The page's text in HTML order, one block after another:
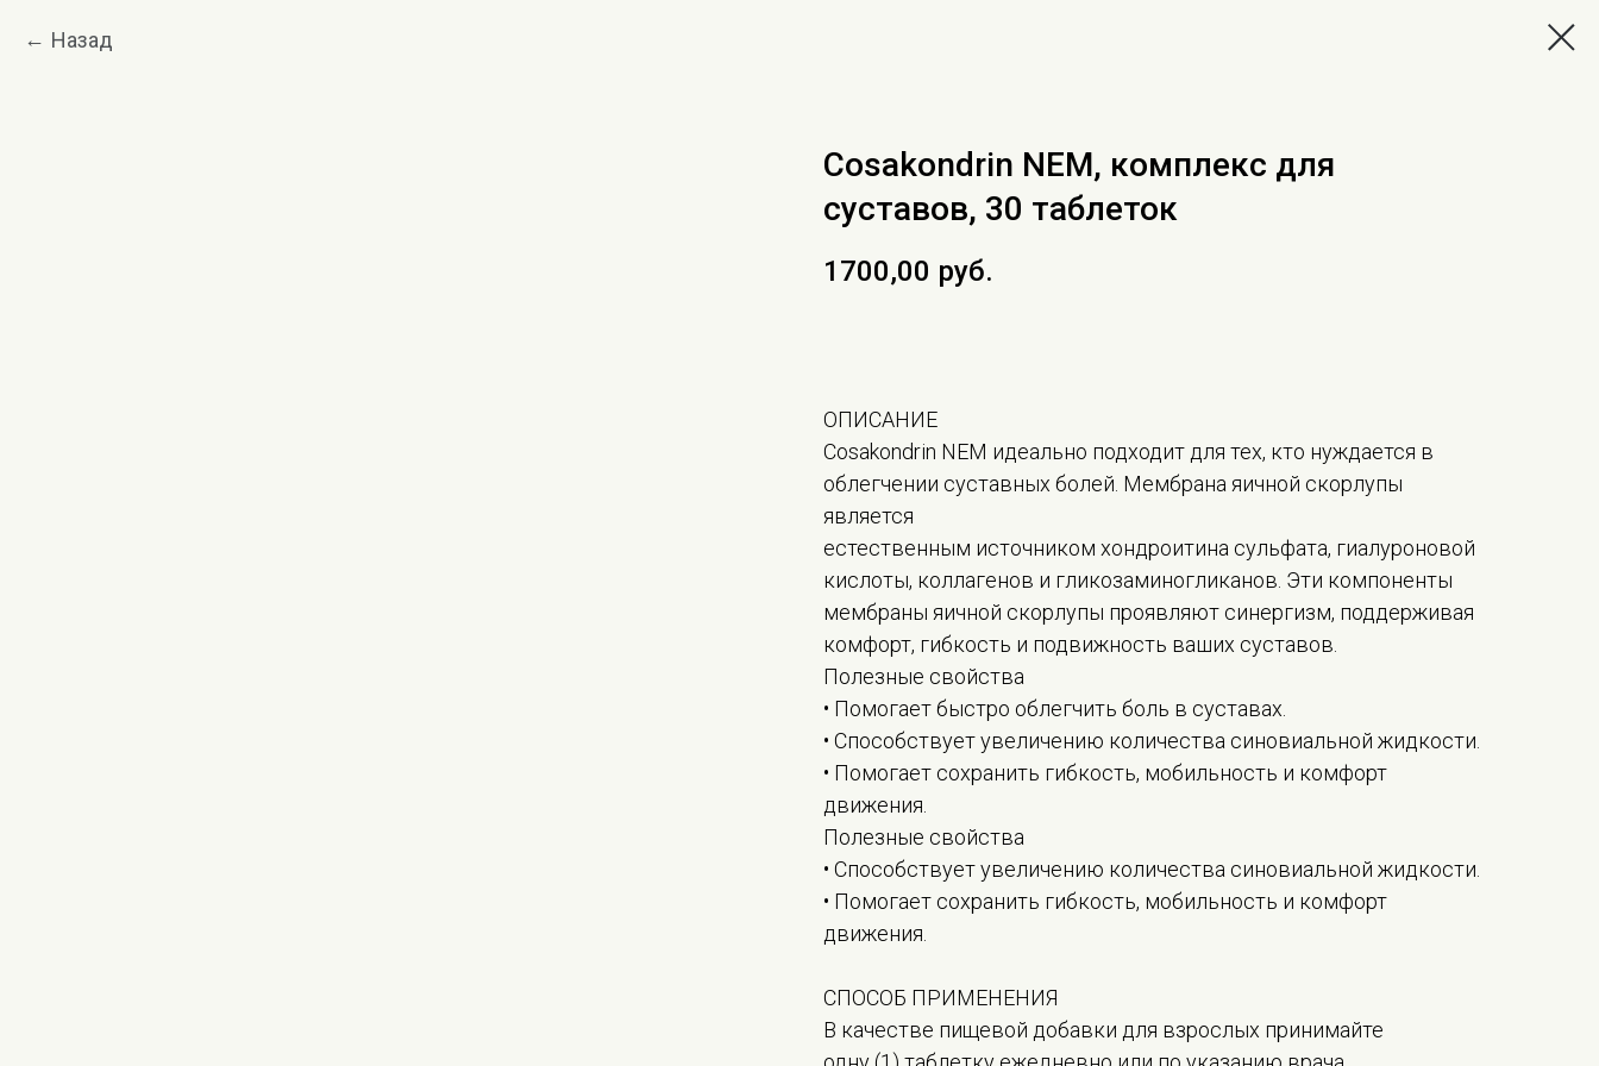
Назад
Cosakondrin NEM, комплекс для
суставов, 30 таблеток
1700,00 руб.
ОПИСАНИЕ
Cosakondrin NEM идеально подходит для тех, кто нуждается в
облегчении суставных болей. Мембрана яичной скорлупы
является
естественным источником хондроитина сульфата, гиалуроновой
кислоты, коллагенов и гликозаминогликанов. Эти компоненты
мембраны яичной скорлупы проявляют синергизм, поддерживая
комфорт, гибкость и подвижность ваших суставов.
Полезные свойства
• Помогает быстро облегчить боль в суставах.
• Способствует увеличению количества синовиальной жидкости.
• Помогает сохранить гибкость, мобильность и комфорт
движения.
Полезные свойства
• Способствует увеличению количества синовиальной жидкости.
• Помогает сохранить гибкость, мобильность и комфорт
движения.
СПОСОБ ПРИМЕНЕНИЯ
В качестве пищевой добавки для взрослых принимайте